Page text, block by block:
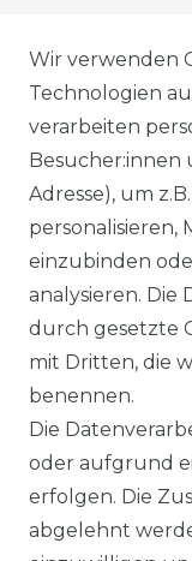
Unsere
Wir verwenden
Technologien
verarbeiten
Besucher:innen
Adresse), um
personalisieren,
einzubinden
analysieren.
durch gesetzte
mit Dritten, die
benennen.
Die
oder aufgrund
erfolgen. Die
abgelehnt